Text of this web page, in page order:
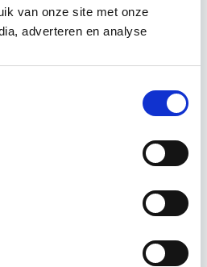
van onze site met onze
adverteren en analyse
toekomst. Letterlijk, want in
overheid dat de